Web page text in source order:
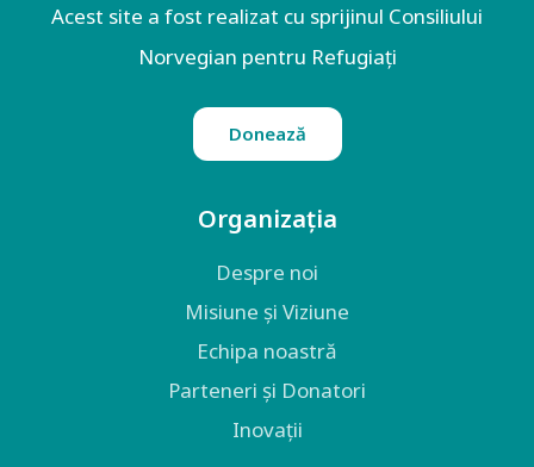
Acest site a fost realizat cu sprijinul Consiliului
Norvegian pentru Refugiați
Donează
Organizația
Despre noi
Misiune și Viziune
Echipa noastră
Parteneri și Donatori
Inovații